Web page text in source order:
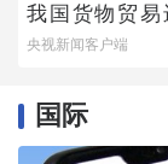
我国货物贸易
续增长态势
央视新闻客户端
国际